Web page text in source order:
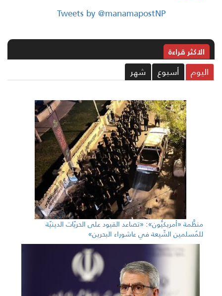
Tweets by @manamapostNP
الاکثر قراءة
أسبوع شهر
منظَّمة «أمريكيُّون»: «تصاعد القيود على الحريّات الدينيّة
للمُسلمين الشّيعة في عاشوراء البحرين»